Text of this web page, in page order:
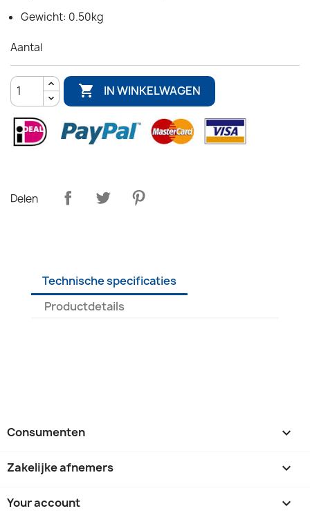
Gewicht: 0.50kg
Aantal
 IN WINKELWAGEN
Delen
Technische specificaties
Productdetails
Consumenten 
Zakelijke afnemers 
Your account 